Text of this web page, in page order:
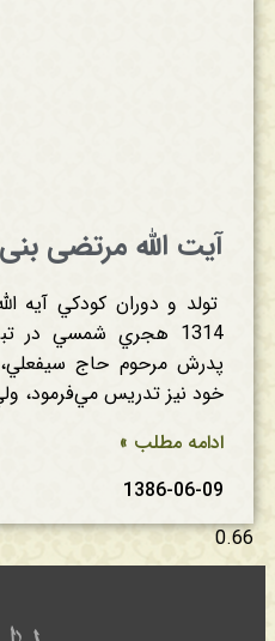
آیت الله مرتضی
تولد و دوران‌ كودكي‌ آیه
1314 هجري‌ شمسي‌ در
پدرش‌ مرحوم‌ حاج‌ سيفعلي‌،
خود نيز تدريس‌ مي‌فرمود،
ادامه مطلب »
1386-06-09